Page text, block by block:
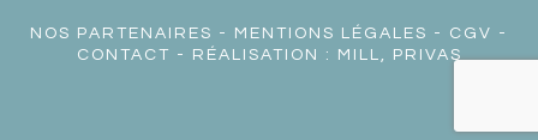
NOS PARTENAIRES - MENTIONS LÉGALES - CGV -
CONTACT - RÉALISATION : MILL, PRIVAS